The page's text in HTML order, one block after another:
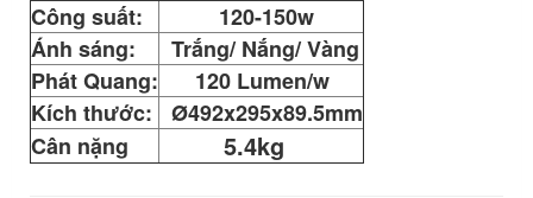
Công suất:
120-150w
Ánh sáng:
Trắng/ Nắng/ Vàng
Phát Quang: 120 Lumen/w
Kích thước:
Ø492x295x89.5mm
Cân nặng
5.4kg